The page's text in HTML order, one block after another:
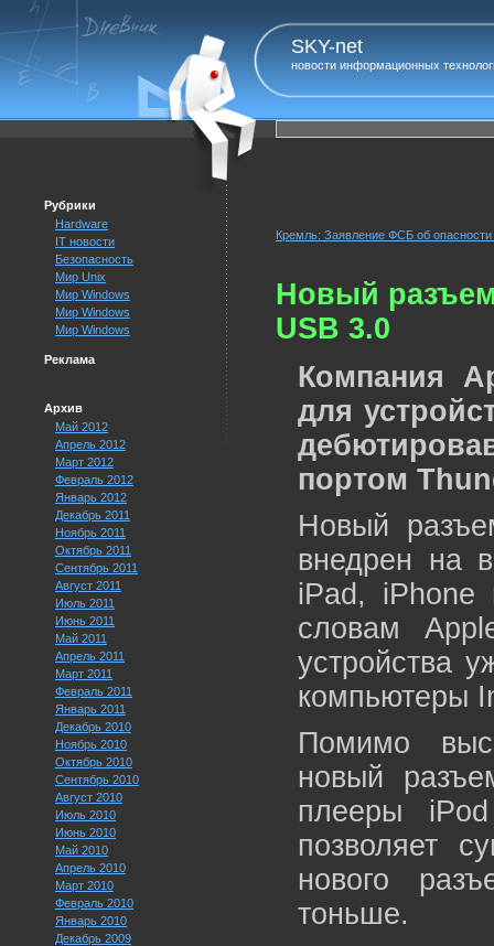
SKY-net
новости информационных
Рубрики
Hardware
IT новости
Безопасность
Мир Unix
Мир Windows
Мир Windows
Мир Windows
Реклама
Архив
Май 2012
Апрель 2012
Март 2012
Февраль 2012
Январь 2012
Декабрь 2011
Ноябрь 2011
Октябрь 2011
Сентябрь 2011
Август 2011
Июль 2011
Июнь 2011
Май 2011
Апрель 2011
Март 2011
Февраль 2011
Январь 2011
Декабрь 2010
Ноябрь 2010
Октябрь 2010
Сентябрь 2010
Август 2010
Июль 2010
Июнь 2010
Май 2010
Апрель 2010
Март 2010
Февраль 2010
Январь 2010
Декабрь 2009
Кремль: Заявление ФСБ об опасности
Новый
USB 3.0
Компания
для
портом
Новый
внедрен на
iPad,
словам
устройства
компьютеры
Помимо
новый
плееры
позволяет
нового
тоньше.